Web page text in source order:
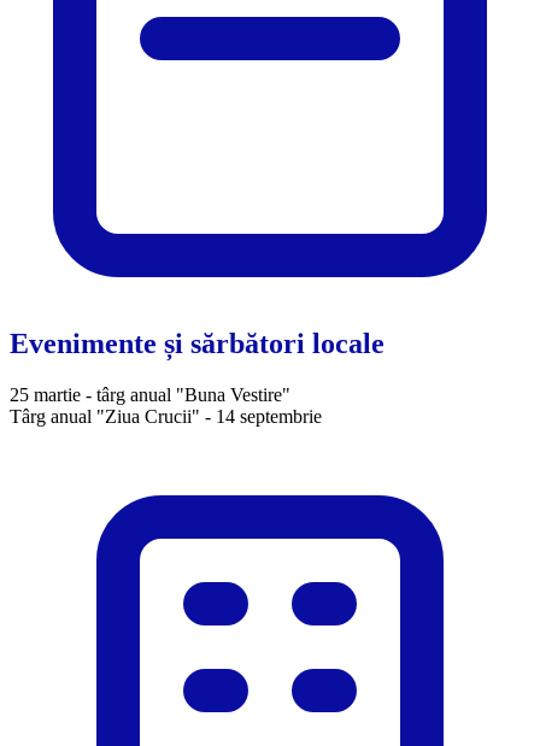
Evenimente și sărbători locale
25 martie - târg anual "Buna Vestire"
Târg anual "Ziua Crucii" - 14 septembrie